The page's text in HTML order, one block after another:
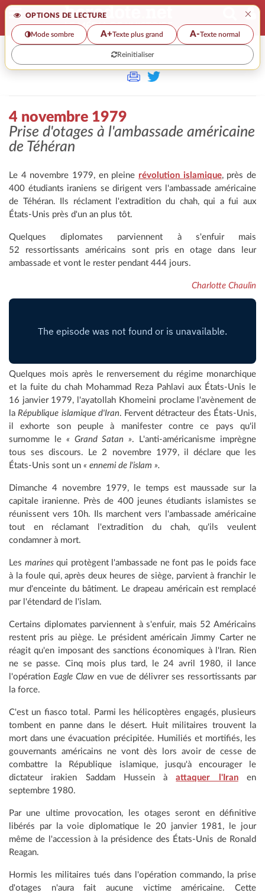
OPTIONS DE LECTURE ×
Mode sombre A+Texte plus grand A-Texte normal
Reinitialiser
>
4 novembre 1979
Prise d'otages à l'ambassade américaine
de Téhéran
Le 4 novembre 1979, en pleine révolution islamique, près de
400 étudiants iraniens se dirigent vers l'ambassade américaine
de Téhéran. Ils réclament l'extradition du chah, qui a fui aux
États-Unis près d'un an plus tôt.
Quelques diplomates parviennent à s'enfuir mais
52 ressortissants américains sont pris en otage dans leur
ambassade et vont le rester pendant 444 jours.
Charlotte Chaulin
Quelques mois après le renversement du régime monarchique
et la fuite du chah Mohammad Reza Pahlavi aux États-Unis le
16 janvier 1979, l'ayatollah Khomeini proclame l'avènement de
laRépublique islamique d'Iran. Fervent détracteur des États-Unis,
il exhorte son peuple à manifester contre ce pays qu'il
surnomme le « Grand Satan ». L'anti-américanisme imprègne
tous ses discours. Le 2 novembre 1979, il déclare que les
États-Unis sont un « ennemi de l'islam ».
Dimanche 4 novembre 1979, le temps est maussade sur la
capitale iranienne. Près de 400 jeunes étudiants islamistes se
réunissent vers 10h. Ils marchent vers l'ambassade américaine
tout en réclamant l'extradition du chah, qu'ils veulent
condamner à mort.
Les marinesqui protègent l'ambassade ne font pas le poids face
à la foule qui, après deux heures de siège, parvient à franchir le
mur d'enceinte du bâtiment. Le drapeau américain est remplacé
par l'étendard de l'islam.
Certains diplomates parviennent à s'enfuir, mais 52 Américains
restent pris au piège. Le président américain Jimmy Carter ne
réagit qu'en imposant des sanctions économiques à l'Iran. Rien
ne se passe. Cinq mois plus tard, le 24 avril 1980, il lance
l'opération Eagle Claw en vue de délivrer ses ressortissants par
la force.
C'est un fiasco total. Parmi les hélicoptères engagés, plusieurs
tombent en panne dans le désert. Huit militaires trouvent la
mort dans une évacuation précipitée. Humiliés et mortifiés, les
gouvernants américains ne vont dès lors avoir de cesse de
combattre la République islamique, jusqu'à encourager le
dictateur irakien Saddam Hussein àattaquer l'Iranen
septembre 1980.
Par une ultime provocation, les otages seront en définitive
libérés par la voie diplomatique le 20 janvier 1981, le jour
même de l'accession à la présidence des États-Unis de Ronald
Reagan.
Hormis les militaires tués dans l'opération commando, la prise
d'otages n'aura fait aucune victime américaine. Cette